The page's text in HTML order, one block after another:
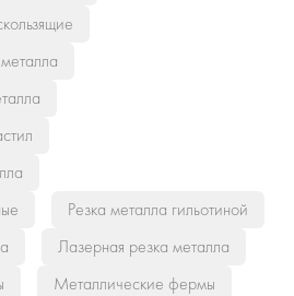
Резка металла гильотиной
Лазерная резка металла
Металлические фермы